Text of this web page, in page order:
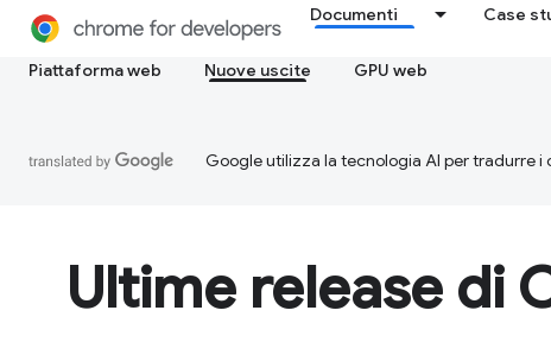
Documenti Case
Piattaforma web
Nuove uscite GPU web
Google utilizza la tecnologia AI per tradurre
Ultime release di